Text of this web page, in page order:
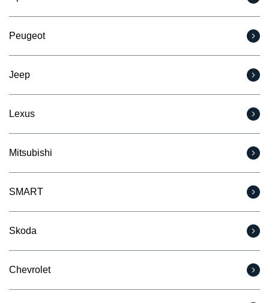
Peugeot
Jeep
Lexus
Mitsubishi
SMART
Skoda
Chevrolet